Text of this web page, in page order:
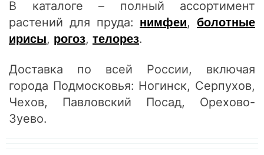
В каталоге – полный ассортимент
растений для пруда: нимфеи, болотные
ирисы, рогоз, телорез.
Доставка по всей России, включая
города Подмосковья: Ногинск, Серпухов,
Чехов, Павловский Посад, Орехово-
Зуево.